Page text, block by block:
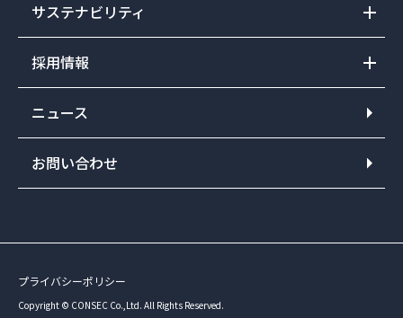
サステナビリティ
採用情報
ニュース
お問い合わせ
プライバシーポリシー
Copyright © CONSEC Co.,Ltd. All Rights Reserved.